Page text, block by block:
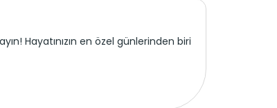
Hayatınızın en özel günlerinden biri